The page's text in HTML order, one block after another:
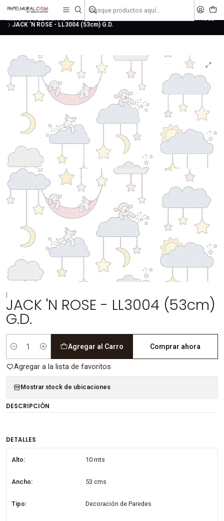
liquidaciones
Inicio PAPEL MURAL OTRAS COLECCIONES
JACK 'N ROSE
JACK 'N ROSE - LL3004 (53cm) G.D.
|JACK 'N ROSE - LL3004 (53cm)
G.D.
Cantidad
Agregar al Carro Comprar ahora
Agregar a la lista de favoritos
Mostrar stock de ubicaciones
DESCRIPCIÓN
DETALLES
Alto: 10 mts
Ancho: 53 cms
Tipo: Decoración de Paredes